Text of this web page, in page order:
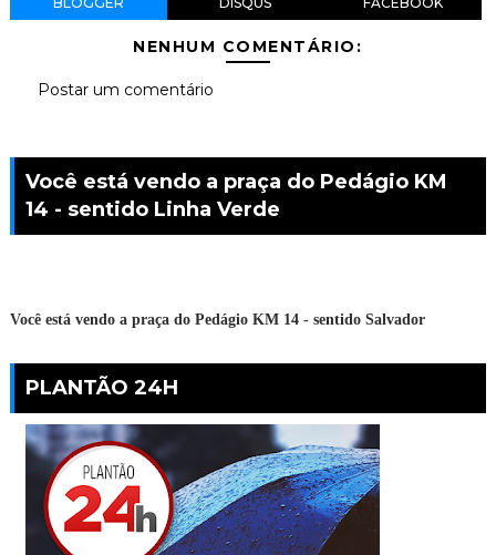
NENHUM COMENTÁRIO:
Postar um comentário
Você está vendo a praça do Pedágio KM
14 - sentido Linha Verde
Você está vendo a praça do Pedágio KM 14 - sentido Salvador
PLANTÃO 24H